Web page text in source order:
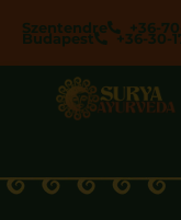
Szentendre +36-
Budapest +36-30-